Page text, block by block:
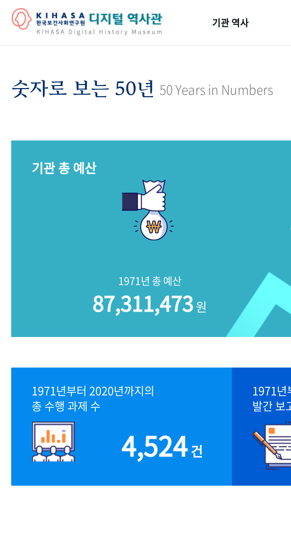
기관 역사
숫자로 보는 50년 50 Years in Numbers
기관 총 예산
1971년 총 예산
87,311,473원
1971년부터 2020년까지의
총 수행 과제 수
4,524건
1971년
발간 보